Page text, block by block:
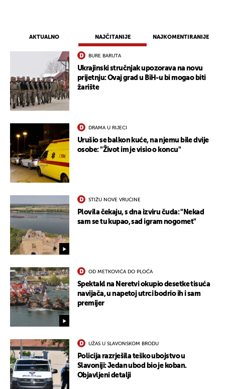
AKTUALNO NAJČITANIJE NAJKOMENTIRANIJE
BURE BARUTA
Ukrajinski stručnjak upozorava na novu
prijetnju: Ovaj grad u BiH-u bi mogao biti
žarište
DRAMA U RIJECI
Urušio se balkon kuće, na njemu bile dvije
osobe: "Život im je visio o koncu"
STIŽU NOVE VRUĆINE
Plovila čekaju, s dna izviru čuda: "Nekad
sam se tu kupao, sad igram nogomet"
OD METKOVIĆA DO PLOČA
Spektakl na Neretvi okupio desetke tisuća
navijača, u napetoj utrci bodrio ih i sam
premijer
UŽAS U SLAVONSKOM BRODU
Policija razrješila teško ubojstvo u
Slavoniji: Jedan ubod bio je koban.
Objavljeni detalji